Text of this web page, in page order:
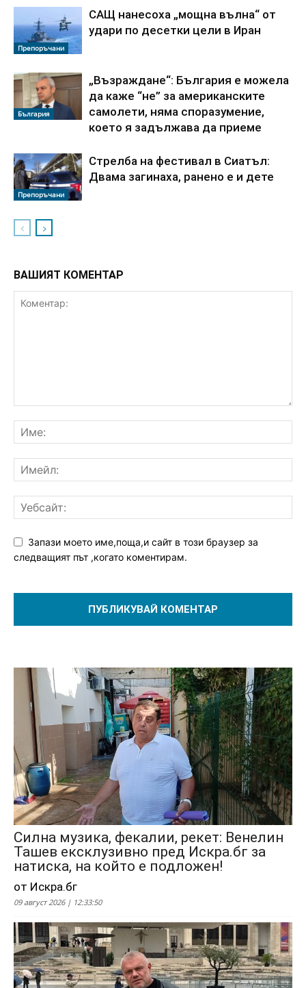
Препоръчани
САЩ нанесоха „мощна вълна“ от
удари по десетки цели в Иран
България
„Възраждане“: България е можела
да каже “не” за американските
самолети, няма споразумение,
което я задължава да приеме
Препоръчани
Стрелба на фестивал в Сиатъл:
Двама загинаха, ранено е и дете
ВАШИЯТ КОМЕНТАР
Запази моето име,поща,и сайт в този браузер за
следващият път ,когато коментирам.
Силна музика, фекалии, рекет: Венелин
Ташев ексклузивно пред Искра.бг за
натиска, на който е подложен!
от Искра.бг
09 август 2026 | 12:33:50